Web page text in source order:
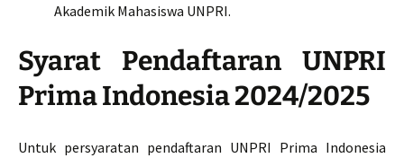
Akademik Mahasiswa UNPRI.
Syarat Pendaftaran UNPRI
Prima Indonesia 2024/2025
Untuk persyaratan pendaftaran UNPRI Prima Indonesia